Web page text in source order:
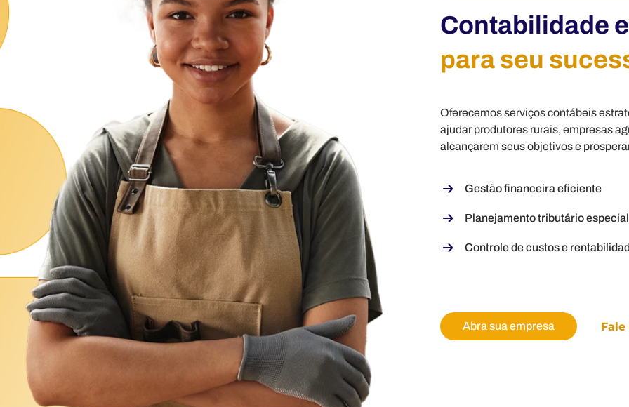
Contabilidade
para seu
Oferecemos serviços contábeis
ajudar produtores rurais, empresas
alcançarem seus objetivos e
Gestão financeira eficiente
Planejamento tributário
Controle de custos e
Abra sua empresa Fale